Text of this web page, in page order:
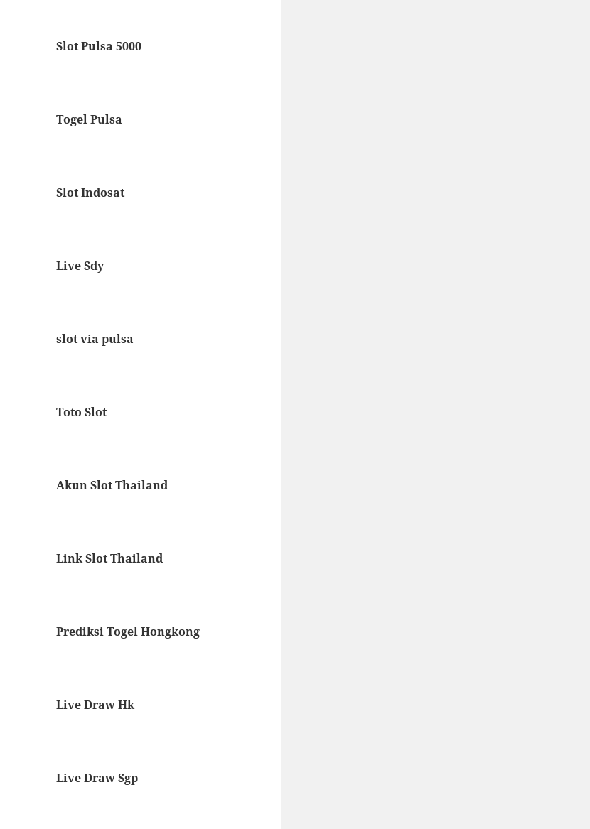
Slot Pulsa 5000
Togel Pulsa
Slot Indosat
Live Sdy
slot via pulsa
Toto Slot
Akun Slot Thailand
Link Slot Thailand
Prediksi Togel Hongkong
Live Draw Hk
Live Draw Sgp